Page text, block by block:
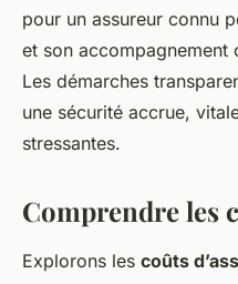
pour un assureur connu
et son accompagnement
Les démarches
une sécurité accrue,
stressantes.
Comprendre les
Explorons les coûts